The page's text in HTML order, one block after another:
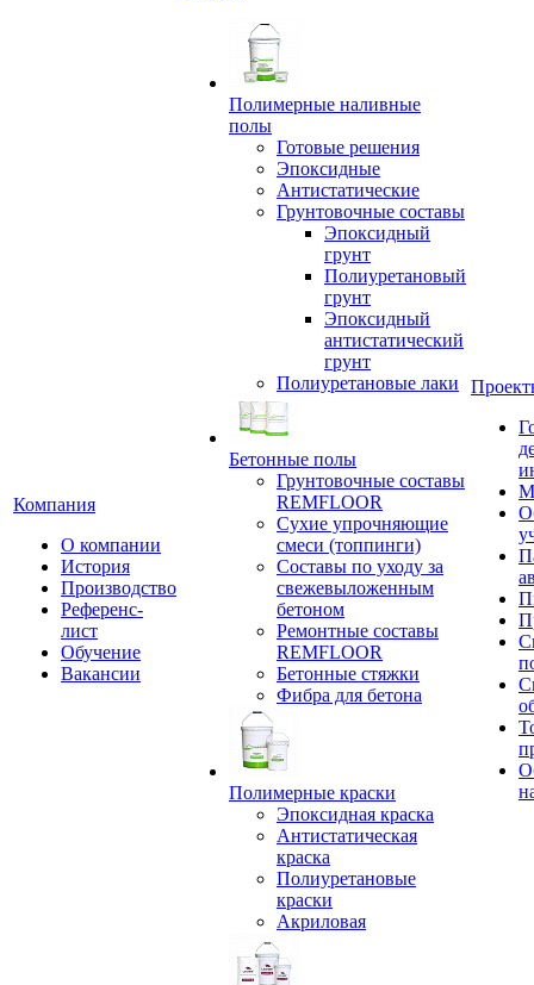
Компания
О компании
История
Производство
Референс-
лист
Обучение
Вакансии
Полимерные наливные
полы
Готовые решения
Эпоксидные
Антистатические
Грунтовочные составы
Эпоксидный
грунт
Полиуретановый
грунт
Эпоксидный
антистатический
грунт
Полиуретановые лаки
Бетонные полы
Грунтовочные составы
REMFLOOR
Сухие упрочняющие
смеси (топпинги)
Составы по уходу за
свежевыложенным
бетоном
Ремонтные составы
REMFLOOR
Бетонные стяжки
Фибра для бетона
Полимерные краски
Эпоксидная краска
Антистатическая
краска
Полиуретановые
краски
Акриловая